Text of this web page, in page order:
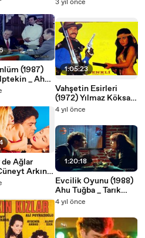
(1987)
_ Ahu
Ağlar
Arkın _
3 yıl önce
1:05:23
Vahşetin Esirleri
(1972) Yılmaz Köksal
_ Seyyal Taner
4 yıl önce
1:20:18
Evcilik Oyunu (1988)
Ahu Tuğba _ Tarık
Tarcan
4 yıl önce